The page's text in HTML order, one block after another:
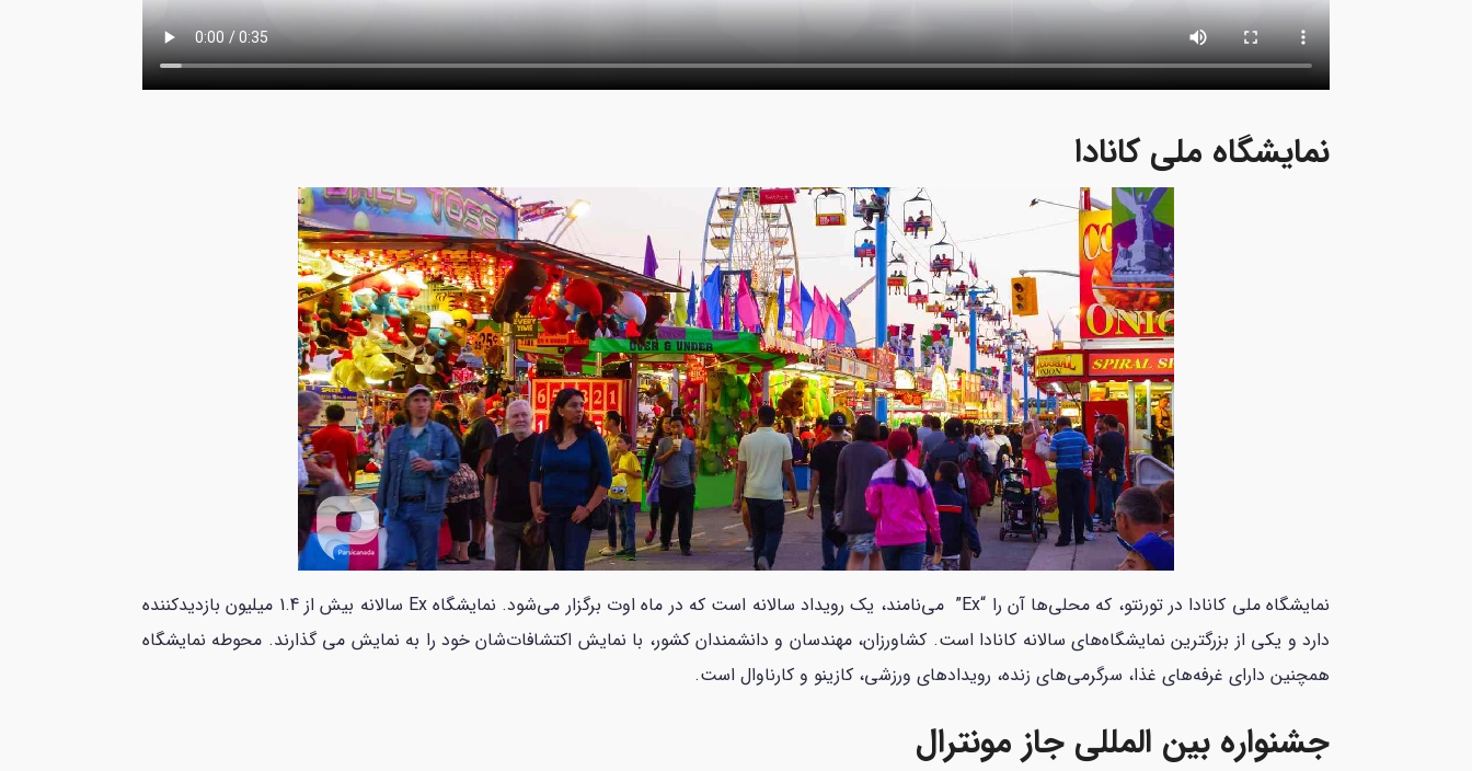
نمایشگاه ملی کانادا
نمایشگاه ملی کانادا در تورنتو، که محلی‌ها آن را “Ex” می‌نامند، یک رویداد سالانه است که در ماه اوت برگزار می‌شود. نمایشگاه Ex سالانه بیش از 1.4 میلیون بازدیدکننده
دارد و یکی از بزرگترین نمایشگاه‌های سالانه کانادا است. کشاورزان، مهندسان و دانشمندان کشور، با نمایش اکتشافات‌شان خود را به نمایش می گذارند. محوطه نمایشگاه
همچنین دارای غرفه‌های غذا، سرگرمی‌های زنده، رویدادهای ورزشی، کازینو و کارناوال است.
جشنواره بین المللی جاز مونترال